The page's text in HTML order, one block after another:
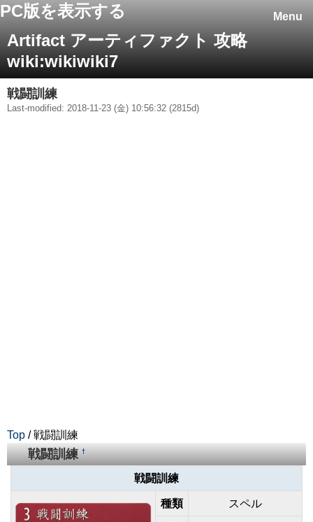
Menu
PC版を表示する
Artifact アーティファクト 攻略
wiki:wikiwiki7
戦闘訓練
Last-modified: 2018-11-23 (金) 10:56:32 (2815d)
Top / 戦闘訓練
戦闘訓練†
戦闘訓練
種類 スペル